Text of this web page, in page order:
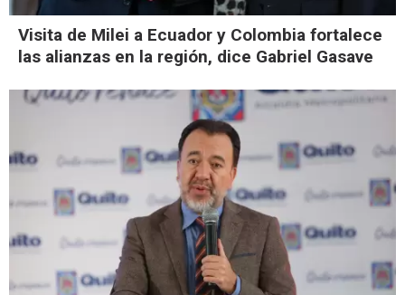
Visita de Milei a Ecuador y Colombia fortalece
las alianzas en la región, dice Gabriel Gasave